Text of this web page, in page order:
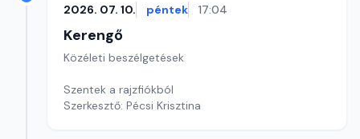
2026. 07. 10. péntek 17:04
Kerengő
Közéleti beszélgetések
Szentek a rajzfiókból
Szerkesztő: Pécsi Krisztina